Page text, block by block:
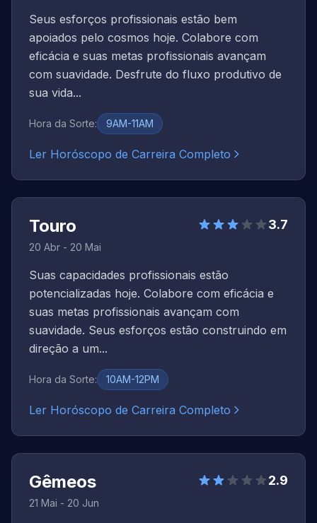
Seus esforços profissionais estão bem
apoiados pelo cosmos hoje. Colabore com
eficácia e suas metas profissionais avançam
com suavidade. Desfrute do fluxo produtivo de
sua vida...
Hora da Sorte: 9AM-11AM
Ler Horóscopo de Carreira Completo
Touro
20 Abr - 20 Mai
3.7
Suas capacidades profissionais estão
potencializadas hoje. Colabore com eficácia e
suas metas profissionais avançam com
suavidade. Seus esforços estão construindo em
direção a um...
Hora da Sorte: 10AM-12PM
Ler Horóscopo de Carreira Completo
Gêmeos
21 Mai - 20 Jun
2.9